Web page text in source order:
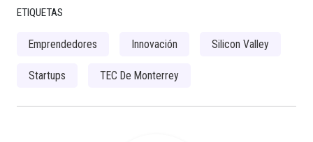
ETIQUETAS
Emprendedores Innovación Silicon Valley
Startups TEC De Monterrey